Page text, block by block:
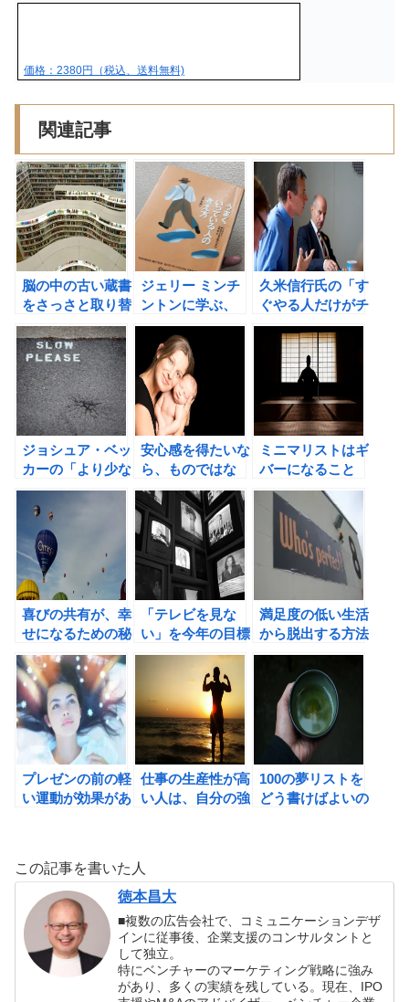
価格：2380円（税込、送料無料)
関連記事
脳の中の古い蔵書
をさっさと取り替
えよう！
ジェリー ミンチ
ントンに学ぶ、
「幸せ指数」を高
める５つの方法
久米信行氏の「す
ぐやる人だけがチ
ャンスを手に入れ
る」の書評②
ジョシュア・ベッ
カーの「より少な
い生き方 ものを
手放して豊かにな
る」の書評
安心感を得たいな
ら、ものではな
く、人とのつなが
りを重視しよう！
ミニマリストはギ
バーになること
で、満足感を得
る！
喜びの共有が、幸
せになるための秘
訣。
「テレビを見な
い」を今年の目標
にしてみよう！
満足度の低い生活
から脱出する方法
をジョシュア・ベ
ッカーに学ぶ。
プレゼンの前の軽
い運動が効果があ
仕事の生産性が高
い人は、自分の強
100の夢リストを
どう書けばよいの
この記事を書いた人
徳本昌大
■複数の広告会社で、コミュニケーションデザ
インに従事後、企業支援のコンサルタントと
して独立。
特にベンチャーのマーケティング戦略に強み
があり、多くの実績を残している。現在、IPO